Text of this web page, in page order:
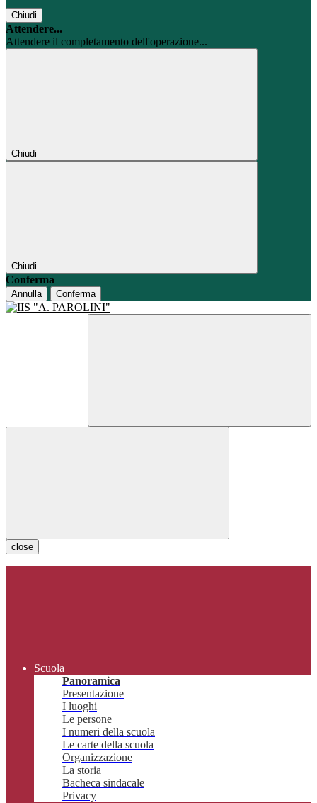
Chiudi
Attendere...
Attendere il completamento dell'operazione...
Chiudi
Chiudi
Conferma
Annulla Conferma
close
Scuola
Panoramica
Presentazione
I luoghi
Le persone
I numeri della scuola
Le carte della scuola
Organizzazione
La storia
Bacheca sindacale
Privacy